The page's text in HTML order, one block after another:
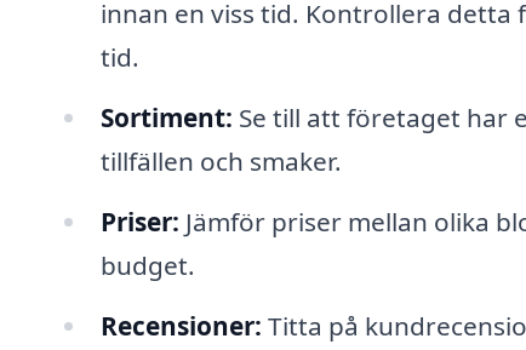
innan en viss tid. Kontrollera
tid.
Sortiment: Se till att företaget har
tillfällen och smaker.
Priser: Jämför priser mellan olika
budget.
Recensioner: Titta på